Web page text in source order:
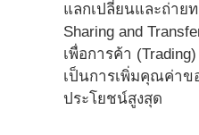
แลกเปลี่ยนและถ่าย
Sharing and
เพื่อการค้า
เป็นการเพิ่มคุณค่าข
ประโยชน์สูงสุด